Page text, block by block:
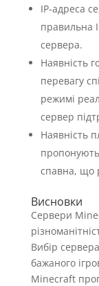
IP-адреса
правильна
сервера.
Наявність
перевагу
режимі
сервер
Наявність
пропонують
спавна, що
Висновки
Сервери
Вибір
бажаного
Minecraft